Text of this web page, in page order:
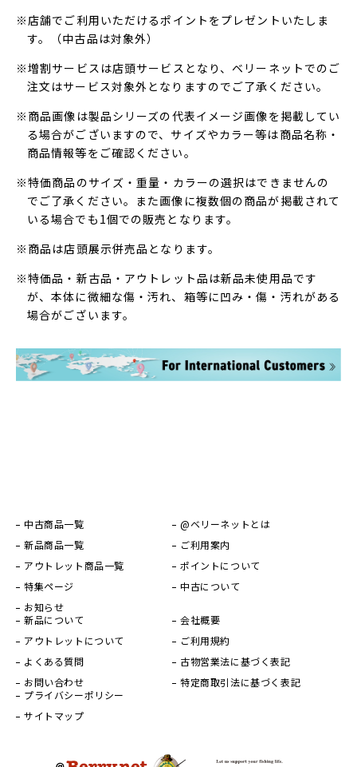
※店舗でご利用いただけるポイントをプレゼントいたしま
す。（中古品は対象外）
※増割サービスは店頭サービスとなり、ベリーネットでのご
注文はサービス対象外となりますのでご了承ください。
※商品画像は製品シリーズの代表イメージ画像を掲載してい
る場合がございますので、サイズやカラー等は商品名称・
商品情報等をご確認ください。
※特価商品のサイズ・重量・カラーの選択はできませんの
でご了承ください。また画像に複数個の商品が掲載されて
いる場合でも1個での販売となります。
※商品は店頭展示併売品となります。
※特価品・新古品・アウトレット品は新品未使用品です
が、本体に微細な傷・汚れ、箱等に凹み・傷・汚れがある
場合がございます。
中古商品一覧
新品商品一覧
アウトレット商品一覧
特集ページ
お知らせ
@ベリーネットとは
ご利用案内
ポイントについて
中古について
新品について
アウトレットについて
よくある質問
お問い合わせ
会社概要
ご利用規約
古物営業法に基づく表記
特定商取引法に基づく表記
プライバシーポリシー
サイトマップ